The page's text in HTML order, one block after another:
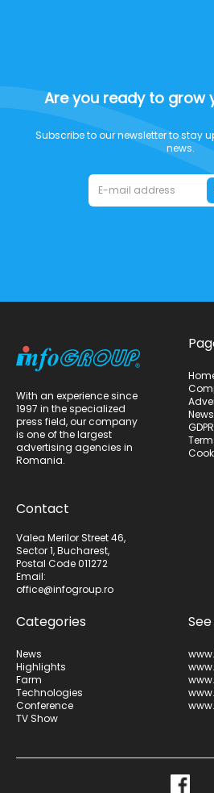
Are you ready to grow
Subscribe to our newsletter to stay
news.
With an experience since
1997 in the specialized
press field, our company
is one of the largest
advertising agencies in
Romania.
Contact
Valea Merilor Street 46,
Sector 1, Bucharest,
Postal Code 011272
Email:
office@infogroup.ro
GDPR
Categories
News
Highlights
Farm
Technologies
Conference
TV Show